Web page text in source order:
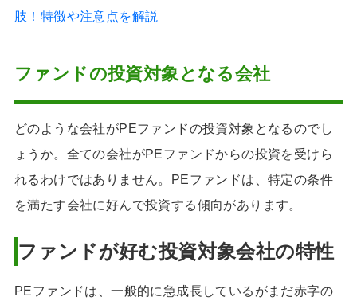
肢！特徴や注意点を解説
ファンドの投資対象となる会社
どのような会社がPEファンドの投資対象となるのでし
ょうか。全ての会社がPEファンドからの投資を受けら
れるわけではありません。PEファンドは、特定の条件
を満たす会社に好んで投資する傾向があります。
ファンドが好む投資対象会社の特性
PEファンドは、一般的に急成長しているがまだ赤字の